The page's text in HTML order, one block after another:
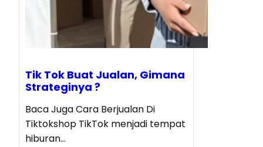
Tik Tok Buat Jualan, Gimana
Strateginya ?
Baca Juga Cara Berjualan Di
Tiktokshop TikTok menjadi tempat
hiburan…